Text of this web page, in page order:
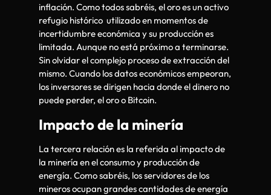
inflación. Como todos sabréis, el oro es un activo
refugio histórico utilizado en momentos de
incertidumbre económica y su producción es
limitada. Aunque no está próximo a terminarse.
Sin olvidar el complejo proceso de extracción del
mismo. Cuando los datos económicos empeoran,
los inversores se dirigen hacia donde el dinero no
puede perder, el oro o Bitcoin.
Impacto de la minería
La tercera relación es la referida al impacto de
la minería en el consumo y producción de
energía. Como sabréis, los servidores de los
mineros ocupan grandes cantidades de energía